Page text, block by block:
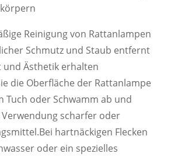
Reinigung von Rattanlampen
Schmutz und Staub entfernt
und Ästhetik erhalten
die Oberfläche der Rattanlampe
Tuch oder Schwamm ab und
scharfer oder
hartnäckigen Flecken
oder ein spezielles